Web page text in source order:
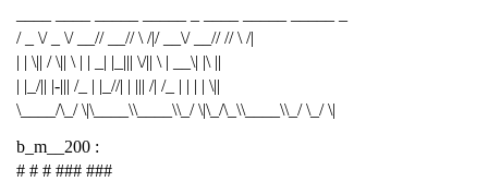
/ _ \/ _ \/ __// __// \ /|/ __\/ __// // \ /|
| | \|| / \|| \ | | _| |_||| \/|| \ | __\| |\ ||
| |_/|| |-||| /_ | |_//| | ||| /| /_ | | | | \||
\____/\_/ \|\____\\____\\_/ \|\_/\_\\____\\_/ \_/ \|
b_m__200 :
# # # ### ###